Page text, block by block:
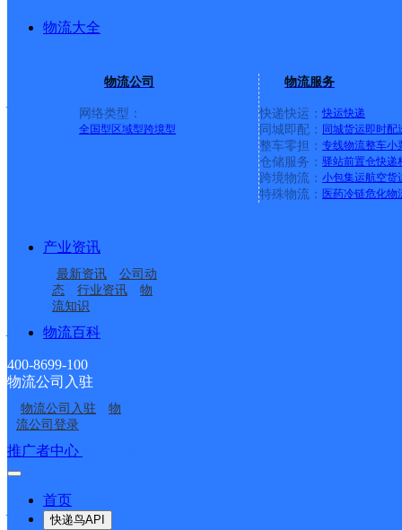
物流大全
物流公司
网络类型：
全国型 区域型跨境型
物流服务
快递快运： 快运快递
同城即配： 同城货运即时配
整车零担： 专线物流整车小
仓储服务： 驿站前置仓快递
跨境物流： 小包集运航空货
特殊物流： 医药冷链危化物
产业资讯
最新资讯
公司动
态
行业资讯
物
流知识
物流百科
400-8699-100
物流公司入驻
物流公司入驻
物
流公司登录
推广者中心
首页
快递鸟API
回族满族乡、元疃镇、
安徽合肥瑶海东部公司
更多号码地址
路交口（合肥一帆机动
派送范围:全境派送。
安徽合肥包河二部公司
申通快递
派送范围:全境派送。
安徽合肥华府公司